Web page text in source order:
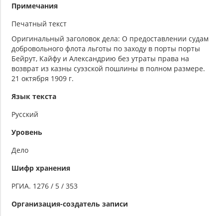
Примечания
Печатный текст
Оригинальный заголовок дела: О предоставлении судам
добровольного флота льготы по заходу в порты порты
Бейрут, Кайфу и Александрию без утраты права на
возврат из казны суэзской пошлины в полном размере.
21 октября 1909 г.
Язык текста
Русский
Уровень
Дело
Шифр хранения
РГИА. 1276 / 5 / 353
Организация-создатель записи